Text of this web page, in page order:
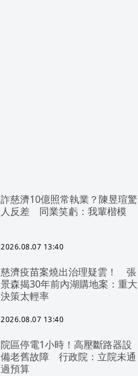
詐慈濟10億照常執業？陳昱瑄驚
人反差 同業笑虧：我輩楷模
2026.08.07 13:40
慈濟疫苗案燒出治理疑雲！ 張
景森揭30年前內湖購地案：重大
決策太輕率
2026.08.07 13:40
院區停電1小時！高壓斷路器設
備老舊故障 行政院：立院未通
過預算